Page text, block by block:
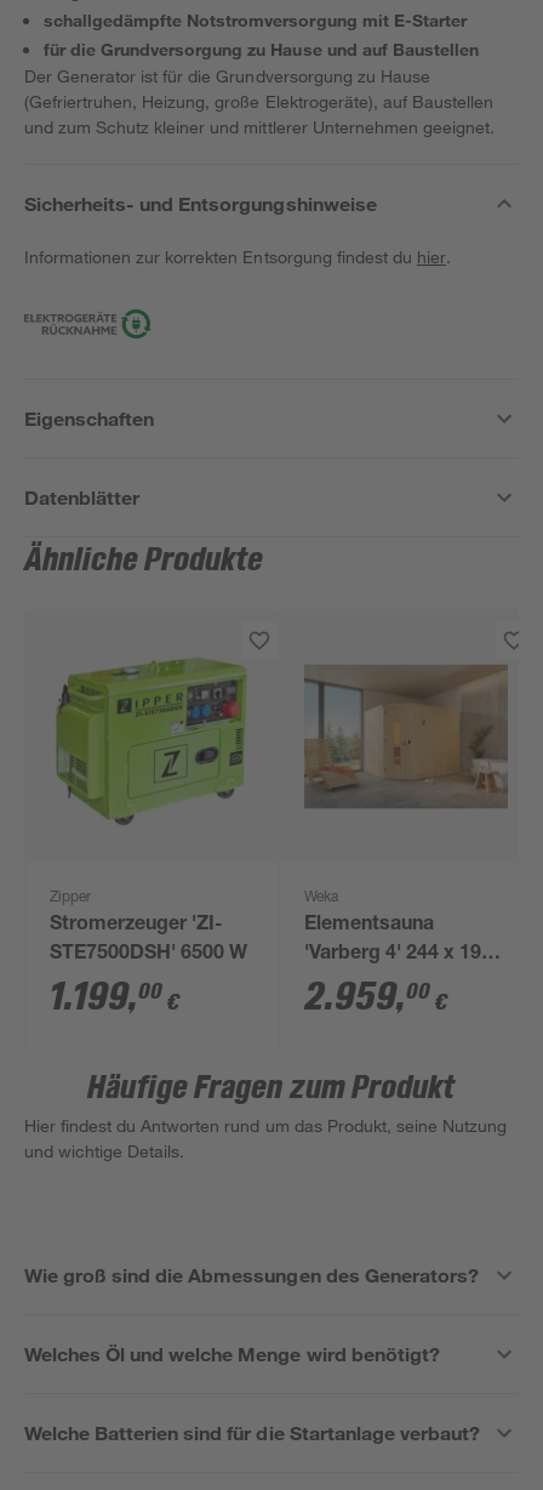
schallgedämpfte Notstromversorgung mit E-Starter
für die Grundversorgung zu Hause und auf Baustellen
Der Generator ist für die Grundversorgung zu Hause
(Gefriertruhen, Heizung, große Elektrogeräte), auf Baustellen
und zum Schutz kleiner und mittlerer Unternehmen geeignet.
Sicherheits- und Entsorgungshinweise
Informationen zur korrekten Entsorgung findest du hier.
Eigenschaften
Datenblätter
Ähnliche Produkte
Zipper
Stromerzeuger 'ZI-
STE7500DSH' 6500 W
1.199,00 €
Weka
Elementsauna
'Varberg 4' 244 x 194
cm mit Massivholztür
2.959,00 €
Häufige Fragen zum Produkt
Hier findest du Antworten rund um das Produkt, seine Nutzung
und wichtige Details.
Wie groß sind die Abmessungen des Generators?
Welches Öl und welche Menge wird benötigt?
Welche Batterien sind für die Startanlage verbaut?